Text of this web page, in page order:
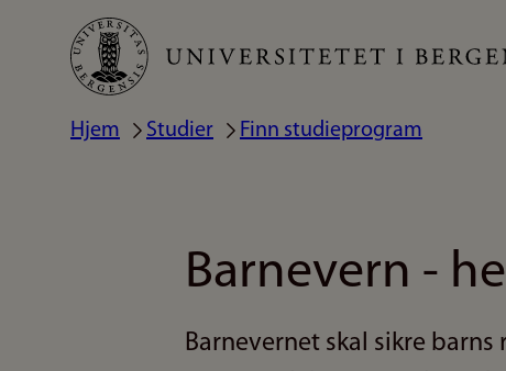
Hopp
hovedinnhold
Navigasjonssti
Hjem Studier Finn studieprogram
Barnevern -
Barnevernet skal sikre